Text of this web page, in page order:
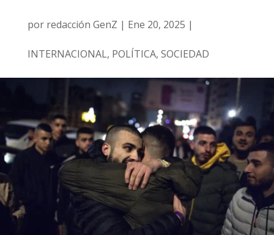
por redacción GenZ | Ene 20, 2025 |
INTERNACIONAL, POLÍTICA, SOCIEDAD